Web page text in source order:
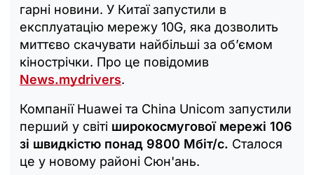
гарні новини. У Китаї запустили в
експлуатацію мережу 10G, яка дозволить
миттєво скачувати найбільші за об’ємом
кінострічки. Про це повідомив
News.mydrivers.
Компанії Huawei та China Unicom запустили
перший у світі широкосмугової мережі 106
зі швидкістю понад 9800 Мбіт/с. Сталося
це у новому районі Сюн'ань.